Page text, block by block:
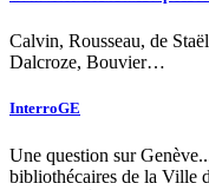
Calvin, Rousseau, de
Dalcroze, Bouvier…
InterroGE
Une question sur
bibliothécaires de la Ville